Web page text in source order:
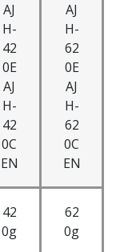
AJ
H-
42
0E
AJ
H-
42
0C
EN
AJ
H-
62
0E
AJ
H-
62
0C
EN
42
0g
62
0g